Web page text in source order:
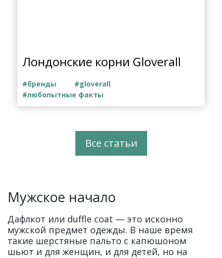
Лондонские корни Gloverall
#бренды
#gloverall
#любопытные факты
Все статьи
Мужское начало
Дафлкот или duffle coat — это исконно
мужской предмет одежды. В наше время
такие шерстяные пальто с капюшоном
шьют и для женщин, и для детей, но на